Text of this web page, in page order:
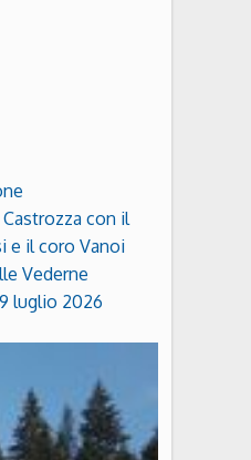
con il
e il coro Vanoi
Vederne
luglio 2026